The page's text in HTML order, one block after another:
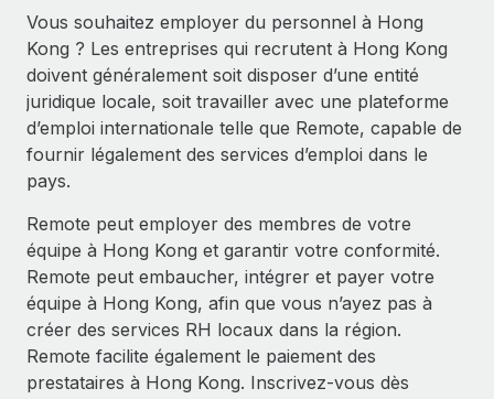
Vous souhaitez employer du personnel à Hong
Kong ? Les entreprises qui recrutent à Hong Kong
doivent généralement soit disposer d’une entité
juridique locale, soit travailler avec une plateforme
d’emploi internationale telle que Remote, capable de
fournir légalement des services d’emploi dans le
pays.
Remote peut employer des membres de votre
équipe à Hong Kong et garantir votre conformité.
Remote peut embaucher, intégrer et payer votre
équipe à Hong Kong, afin que vous n’ayez pas à
créer des services RH locaux dans la région.
Remote facilite également le paiement des
prestataires à Hong Kong. Inscrivez-vous dès